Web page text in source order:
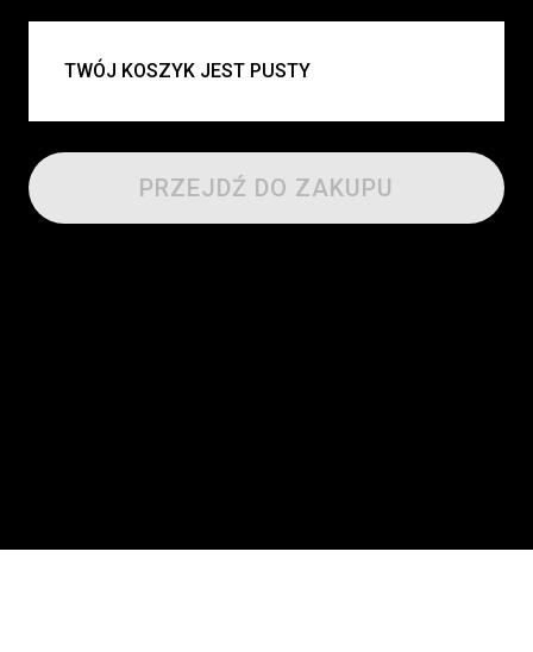
UWAGA:
TWÓJ KOSZYK JEST PUSTY
PRZEJDŹ DO ZAKUPU